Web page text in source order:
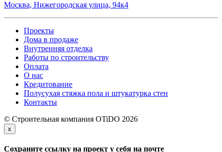
Москва, Нижегородская улица, 94к4
Проекты
Дома в продаже
Внутренняя отделка
Работы по строительству
Оплата
О нас
Кредитование
Полусухая стяжка пола и штукатурка стен
Контакты
© Строительная компания OTiDO 2026
x
Сохраните ссылку на проект у себя на почте